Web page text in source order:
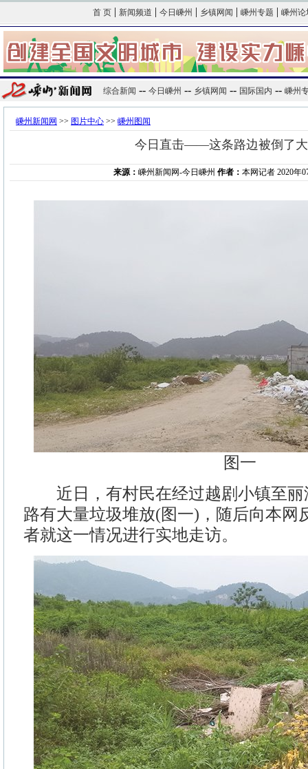
首 页 | 新闻频道 | 今日嵊州 | 乡镇网闻 | 嵊州专题 | 嵊州论
综合新闻 -- 今日嵊州 -- 乡镇网闻 -- 国际国内 -- 嵊州
嵊州新闻网 >> 图片中心 >> 嵊州图闻
今日直击——这条路边被倒了
来源：嵊州新闻网-今日嵊州作者：本网记者 2020年
图一
近日，有村民在经过越剧小镇至丽
路有大量垃圾堆放(图一)，随后向本网
者就这一情况进行实地走访。